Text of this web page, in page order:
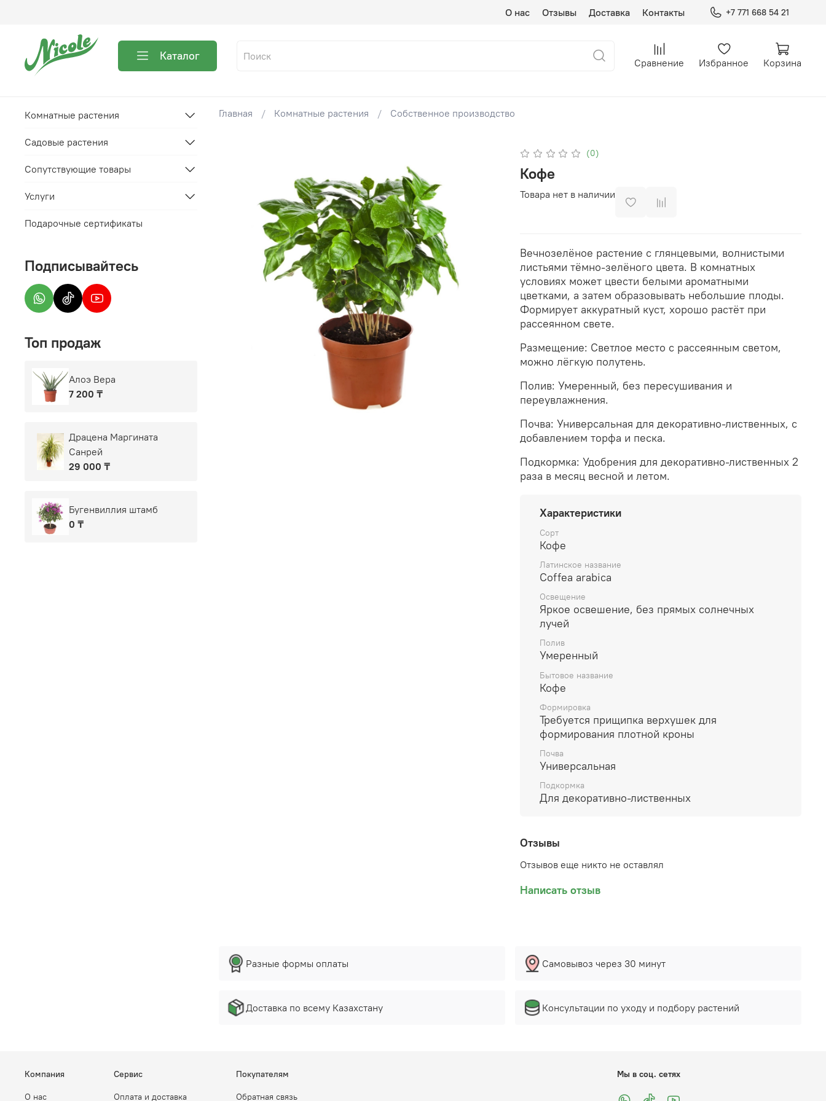
О нас Отзывы Доставка Контакты +7 771 668 54 21
Каталог Сравнение Избранное Корзина
Главная Комнатные растения Собственное производство
(0)
Кофе
Товара нет в наличии
Вечнозелёное растение с глянцевыми, волнистыми
листьями тёмно-зелёного цвета. В комнатных
условиях может цвести белыми ароматными
цветками, а затем образовывать небольшие плоды.
Формирует аккуратный куст, хорошо растёт при
рассеянном свете.
Размещение: Светлое место с рассеянным светом,
можно лёгкую полутень.
Полив: Умеренный, без пересушивания и
переувлажнения.
Почва: Универсальная для декоративно-лиственных, с
добавлением торфа и песка.
Подкормка: Удобрения для декоративно-лиственных 2
раза в месяц весной и летом.
Характеристики
Сорт
Кофе
Латинское название
Coffea arabica
Освещение
Яркое освешение, без прямых солнечных
лучей
Полив
Умеренный
Бытовое название
Кофе
Формировка
Требуется прищипка верхушек для
формирования плотной кроны
Почва
Универсальная
Подкормка
Для декоративно-лиственных
Отзывы
Отзывов еще никто не оставлял
Написать отзыв
Разные формы оплаты
Доставка по всему Казахстану
Самовывоз через 30 минут
Консультации по уходу и подбору растений
Комнатные растения
Садовые растения
Сопутствующие товары
Услуги
Подарочные сертификаты
Подписывайтесь
Топ продаж
Алоэ Вера
7 200 ₸
Драцена Маргината
Санрей
29 000 ₸
Бугенвиллия штамб
0 ₸
Компания
О нас
Сервис
Оплата и доставка
Покупателям
Обратная связь
Мы в соц. сетях